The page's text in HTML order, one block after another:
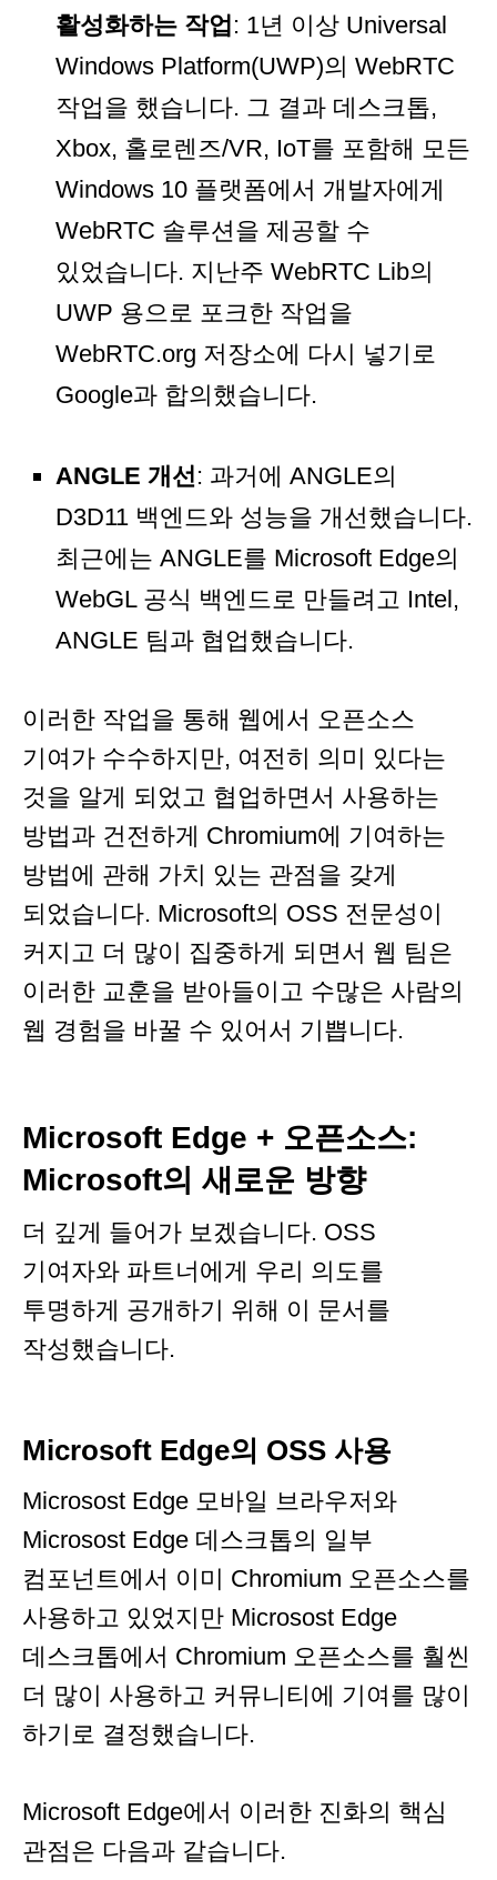
활성화하는 작업 : 1년 이상 Universal
Windows Platform(UWP)의 WebRTC
작업을 했습니다. 그 결과 데스크톱,
Xbox, 홀로렌즈/VR, IoT를 포함해 모든
Windows 10 플랫폼에서 개발자에게
WebRTC 솔루션을 제공할 수
있었습니다. 지난주 WebRTC Lib의
UWP 용으로 포크한 작업을
WebRTC.org 저장소에 다시 넣기로
Google과 합의했습니다.
ANGLE 개선: 과거에 ANGLE의
D3D11 백엔드와 성능을 개선했습니다.
최근에는 ANGLE를 Microsoft Edge의
WebGL 공식 백엔드로 만들려고 Intel,
ANGLE 팀과 협업했습니다.
이러한 작업을 통해 웹에서 오픈소스
기여가 수수하지만, 여전히 의미 있다는
것을 알게 되었고 협업하면서 사용하는
방법과 건전하게 Chromium에 기여하는
방법에 관해 가치 있는 관점을 갖게
되었습니다. Microsoft의 OSS 전문성이
커지고 더 많이 집중하게 되면서 웹 팀은
이러한 교훈을 받아들이고 수많은 사람의
웹 경험을 바꿀 수 있어서 기쁩니다.
Microsoft Edge + 오픈소스:
Microsoft의 새로운 방향
더 깊게 들어가 보겠습니다. OSS
기여자와 파트너에게 우리 의도를
투명하게 공개하기 위해 이 문서를
작성했습니다.
Microsoft Edge의 OSS 사용
Microsost Edge 모바일 브라우저와
Microsost Edge 데스크톱의 일부
컴포넌트에서 이미 Chromium 오픈소스를
사용하고 있었지만 Microsost Edge
데스크톱에서 Chromium 오픈소스를 훨씬
더 많이 사용하고 커뮤니티에 기여를 많이
하기로 결정했습니다.
Microsoft Edge에서 이러한 진화의 핵심
관점은 다음과 같습니다.